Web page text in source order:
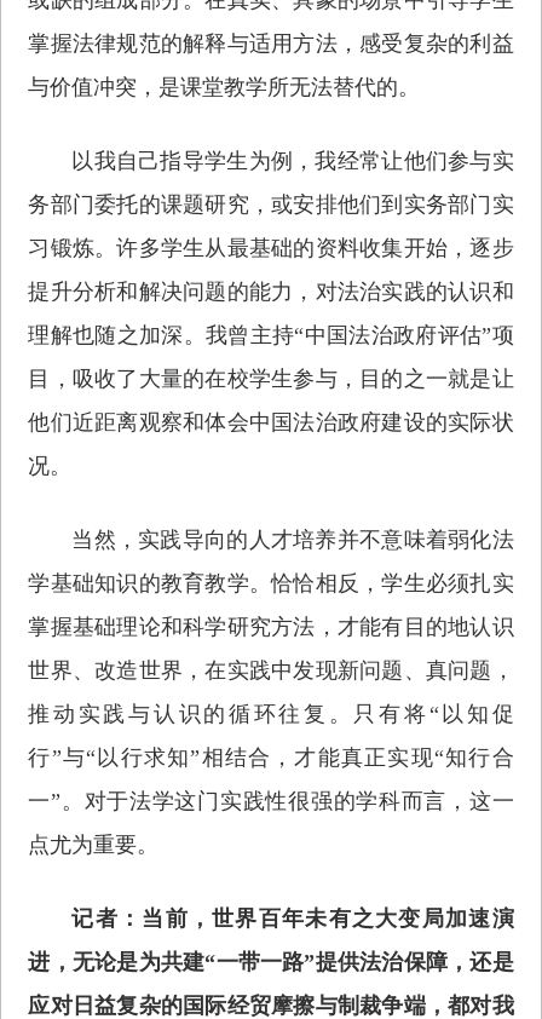
掌握法律规范的解释与适用方法，感受复杂的利益
与价值冲突，是课堂教学所无法替代的。
以我自己指导学生为例，我经常让他们参与实
务部门委托的课题研究，或安排他们到实务部门实
习锻炼。许多学生从最基础的资料收集开始，逐步
提升分析和解决问题的能力，对法治实践的认识和
理解也随之加深。我曾主持“中国法治政府评估”项
目，吸收了大量的在校学生参与，目的之一就是让
他们近距离观察和体会中国法治政府建设的实际状
况。
当然，实践导向的人才培养并不意味着弱化法
学基础知识的教育教学。恰恰相反，学生必须扎实
掌握基础理论和科学研究方法，才能有目的地认识
世界、改造世界，在实践中发现新问题、真问题，
推动实践与认识的循环往复。只有将“以知促
行”与“以行求知”相结合，才能真正实现“知行合
一”。对于法学这门实践性很强的学科而言，这一
点尤为重要。
记者：当前，世界百年未有之大变局加速演
进，无论是为共建“一带一路”提供法治保障，还是
应对日益复杂的国际经贸摩擦与制裁争端，都对我